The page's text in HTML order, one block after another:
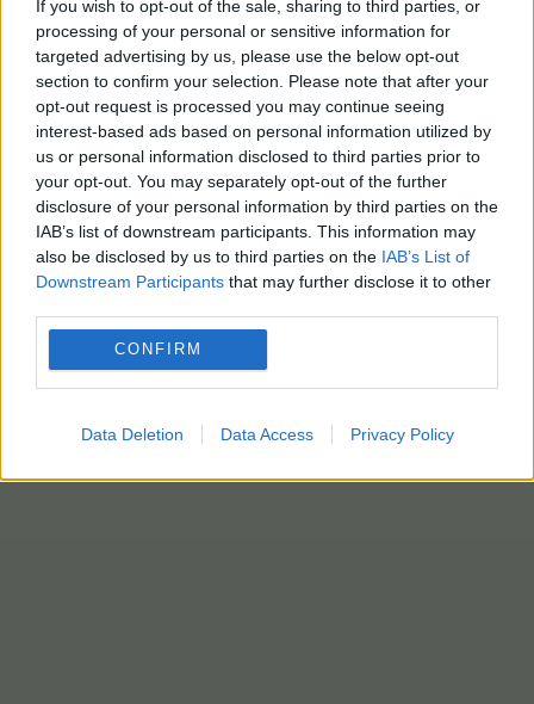
If you wish to opt-out of the sale, sharing to third parties, or
processing of your personal or sensitive information for
targeted advertising by us, please use the below opt-out
section to confirm your selection. Please note that after your
opt-out request is processed you may continue seeing
interest-based ads based on personal information utilized by
us or personal information disclosed to third parties prior to
your opt-out. You may separately opt-out of the further
disclosure of your personal information by third parties on the
IAB’s list of downstream participants. This information may
also be disclosed by us to third parties on the IAB’s List of
Downstream Participants that may further disclose it to other
CONFIRM
Data Deletion Data Access Privacy Policy